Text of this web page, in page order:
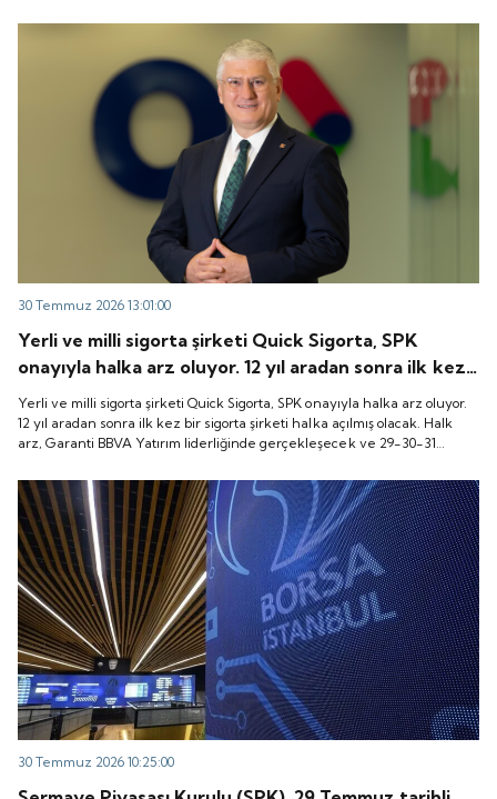
30 Temmuz 2026 13:01:00
Yerli ve milli sigorta şirketi Quick Sigorta, SPK
onayıyla halka arz oluyor. 12 yıl aradan sonra ilk kez
bir sigorta şirketi halka açılmış olacak. Halk arz,
Garanti BBVA Yatırım liderliğinde gerçekleşecek ve
29-30-31 Temmuz 2026 tarihlerinde talep
ile Quick Sigorta işlem görmeye başlayacak.
Yerli ve milli sigorta şirketi Quick Sigorta, SPK onayıyla halka arz oluyor.
12 yıl aradan sonra ilk kez bir sigorta şirketi halka açılmış olacak. Halk
arz, Garanti BBVA Yatırım liderliğinde gerçekleşecek ve 29-30-31
“Gong Töreni” ile Quick Sigorta işlem görmeye başlayacak.
30 Temmuz 2026 10:25:00